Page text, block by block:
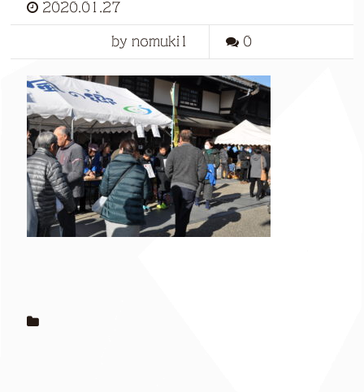
2020.01.27
by nomuki1 0